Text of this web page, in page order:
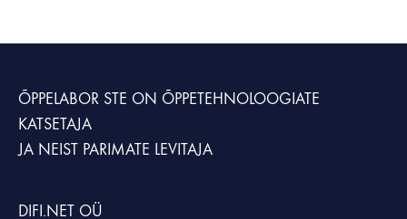
ÕPPELABOR STE ON ÕPPETEHNOLOOGIATE
KATSETAJA
JA NEIST PARIMATE LEVITAJA
DIFI.NET OÜ